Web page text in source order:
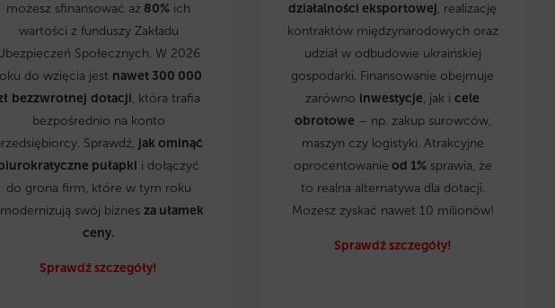
możesz sfinansować aż 80% ich
wartości z funduszy Zakładu
Społecznych. W 2026
do wzięcia jest nawet 300 000
bezzwrotnej dotacji, która trafia
bezpośrednio na konto
Sprawdź, jak ominąć
pułapki i dołączyć
do grona firm, które w tym roku
swój biznes za ułamek
ceny.
Sprawdź szczegóły!
działalności eksportowej, realizację
kontraktów międzynarodowych oraz
udział w odbudowie ukraińskiej
gospodarki. Finansowanie obejmuje
zarówno inwestycje, jak icele
obrotowe – np. zakup surowców,
maszyn czy logistyki. Atrakcyjne
oprocentowanie od 1%sprawia, że
to realna alternatywa dla dotacji.
Możesz zyskać nawet 10 milionów!
Sprawdź szczegóły!